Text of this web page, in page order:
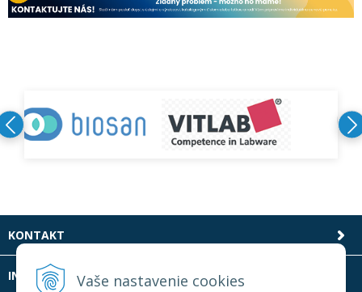
Vaše nastavenie cookies
KONTAKT
INFOLINKA